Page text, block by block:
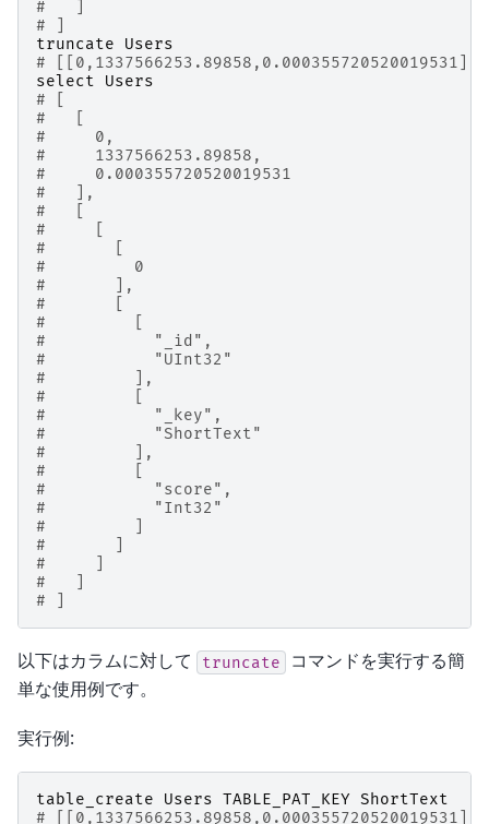
#   ]
# ]
truncate
Users
#
select
Users
# [
#   [
#     0,
#     1337566253.89858,
#     0.000355720520019531
#   ],
#   [
#     [
#       [
#         0
#       ],
#       [
#         [
#           "_id",
#           "UInt32"
#         ],
#         [
#           "_key",
#           "ShortText"
#         ],
#         [
#           "score",
#           "Int32"
#         ]
#       ]
#     ]
#   ]
# ]
以下はカラムに対して truncate
コマンドを実行する簡
単な使用例です。
実行例:
table_create Users TABLE_PAT_KEY ShortText
#